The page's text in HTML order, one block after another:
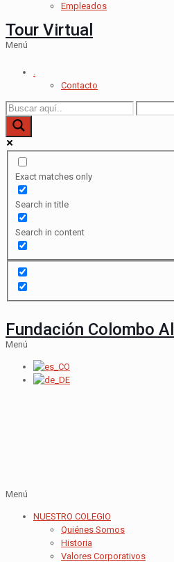
Empleados
Tour Virtual
Menú
.
Contacto
Exact matches only
Search in title
Search in content
Fundación Colombo
Menú
Menú
NUESTRO COLEGIO
Quiénes Somos
Historia
Valores Corporativos